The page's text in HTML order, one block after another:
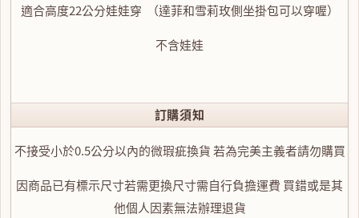
適合高度22公分娃娃穿 （達菲和雪莉玫側坐掛包可以穿喔）
不含娃娃
訂購須知
不接受小於0.5公分以內的微瑕疵換貨 若為完美主義者請勿購買
因商品已有標示尺寸若需更換尺寸需自行負擔運費 買錯或是其
他個人因素無法辦理退貨